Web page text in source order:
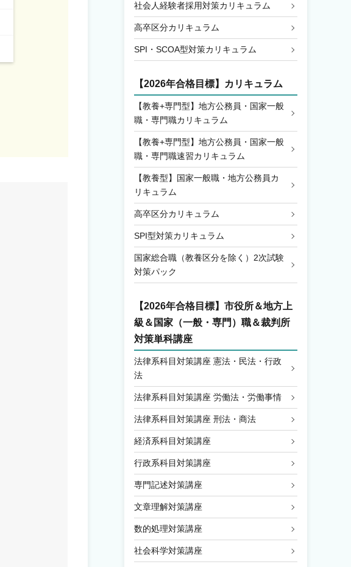
社会人経験者採用対策カリキュラム
高卒区分カリキュラム
SPI・SCOA型対策カリキュラム
【2026年合格目標】カリキュラム
【教養+専門型】地方公務員・国家一般
職・専門職カリキュラム
【教養+専門型】地方公務員・国家一般
職・専門職速習カリキュラム
【教養型】国家一般職・地方公務員カ
リキュラム
高卒区分カリキュラム
SPI型対策カリキュラム
国家総合職（教養区分を除く）2次試験
対策パック
【2026年合格目標】 市役所＆地方上
級＆国家（一般・専門）職＆裁判所
対策単科講座
法律系科目対策講座 憲法・民法・行政
法
法律系科目対策講座 労働法・労働事情
法律系科目対策講座 刑法・商法
経済系科目対策講座
行政系科目対策講座
専門記述対策講座
文章理解対策講座
数的処理対策講座
社会科学対策講座